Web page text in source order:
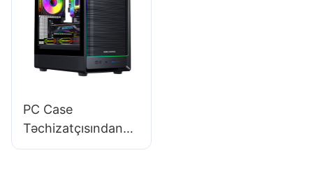
PC Case
Təchizatçısından
Sifariş vermək üçün